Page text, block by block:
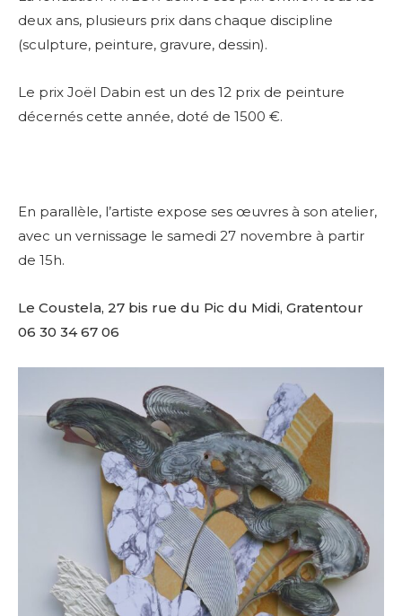
deux ans, plusieurs prix dans chaque discipline
(sculpture, peinture, gravure, dessin).
Le prix Joël Dabin est un des 12 prix de peinture
décernés cette année, doté de 1500 €.
En parallèle, l’artiste expose ses œuvres à son atelier,
avec un vernissage le samedi 27 novembre à partir
de 15h.
Le Coustela, 27 bis rue du Pic du Midi, Gratentour
06 30 34 67 06